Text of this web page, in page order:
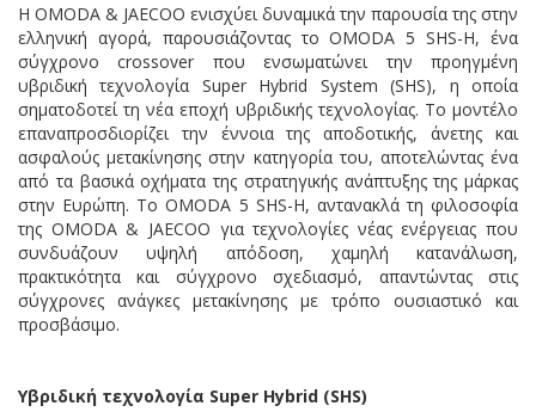
Η OMODA & JAECOO ενισχύει δυναμικά την παρουσία της στην
ελληνική αγορά, παρουσιάζοντας το OMODA 5 SHS-H, ένα
σύγχρονο crossover που ενσωματώνει την προηγμένη
υβριδική τεχνολογία Super Hybrid System (SHS), η οποία
σηματοδοτεί τη νέα εποχή υβριδικής τεχνολογίας. Το μοντέλο
επαναπροσδιορίζει την έννοια της αποδοτικής, άνετης και
ασφαλούς μετακίνησης στην κατηγορία του, αποτελώντας ένα
από τα βασικά οχήματα της στρατηγικής ανάπτυξης της μάρκας
στην Ευρώπη. Το OMODA 5 SHS-H, αντανακλά τη φιλοσοφία
της OMODA & JAECOO για τεχνολογίες νέας ενέργειας που
συνδυάζουν υψηλή απόδοση, χαμηλή κατανάλωση,
πρακτικότητα και σύγχρονο σχεδιασμό, απαντώντας στις
σύγχρονες ανάγκες μετακίνησης με τρόπο ουσιαστικό και
προσβάσιμο.
Υβριδική τεχνολογία Super Hybrid (SHS)